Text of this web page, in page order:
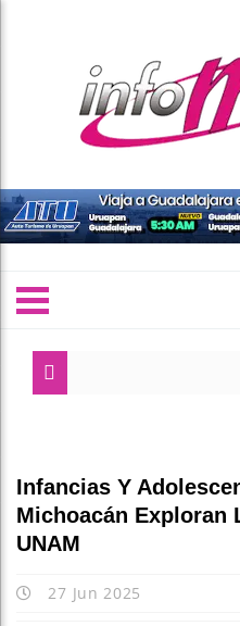
Infancias Y
Michoacán Exploran
UNAM
27 Jun 2025